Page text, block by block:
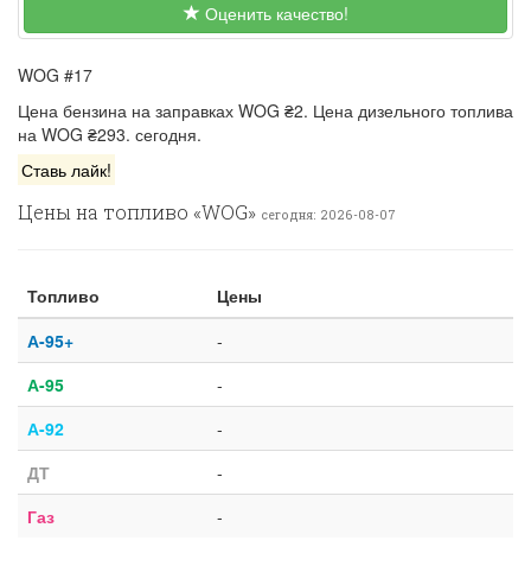
Оценить качество!
WOG #17
Цена бензина на заправках WOG ₴2. Цена дизельного топлива
на WOG ₴293. сегодня.
Ставь лайк!
Цены на топливо «WOG» сегодня: 2026-08-07
Топливо
Цены
А-95+
-
А-95
-
А-92
-
ДТ
-
Газ
-